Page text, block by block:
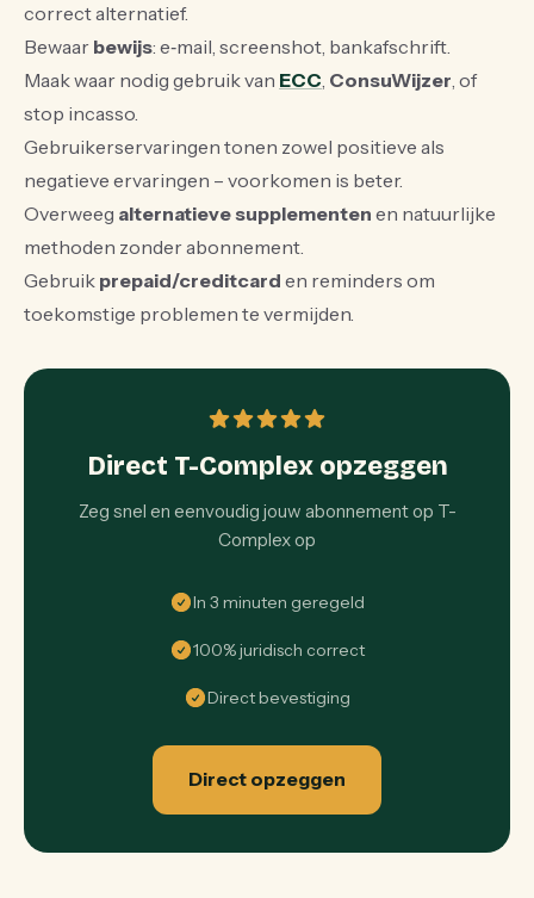
correct alternatief.
Bewaar bewijs: e‑mail, screenshot, bankafschrift.
Maak waar nodig gebruik van ECC, ConsuWijzer, of
stop incasso.
Gebruikerservaringen tonen zowel positieve als
negatieve ervaringen – voorkomen is beter.
Overweeg alternatieve supplementen en natuurlijke
methoden zonder abonnement.
Gebruik prepaid/creditcard en reminders om
toekomstige problemen te vermijden.
Direct T-Complex opzeggen
Zeg snel en eenvoudig jouw abonnement op T-
Complex op
In 3 minuten geregeld
100% juridisch correct
Direct bevestiging
Direct opzeggen